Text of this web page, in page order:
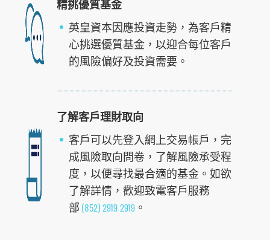
精挑優質基金
英皇資本因應投資走勢，為客戶精
心挑選優質基金，以迎合每位客戶
的風險偏好及投資需要。
了解客戶理財取向
客戶可以先登入網上交易帳戶，完
成風險取向問卷，了解風險承受程
度，以便尋找最合適的基金。如欲
了解詳情，歡迎致電客戶服務
部 (852) 2919 2919 。